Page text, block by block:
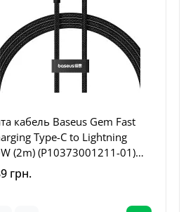
кабель Baseus Gem Fast
Type-C to Lightning
(2m) (P10373001211-01)
Black
грн.